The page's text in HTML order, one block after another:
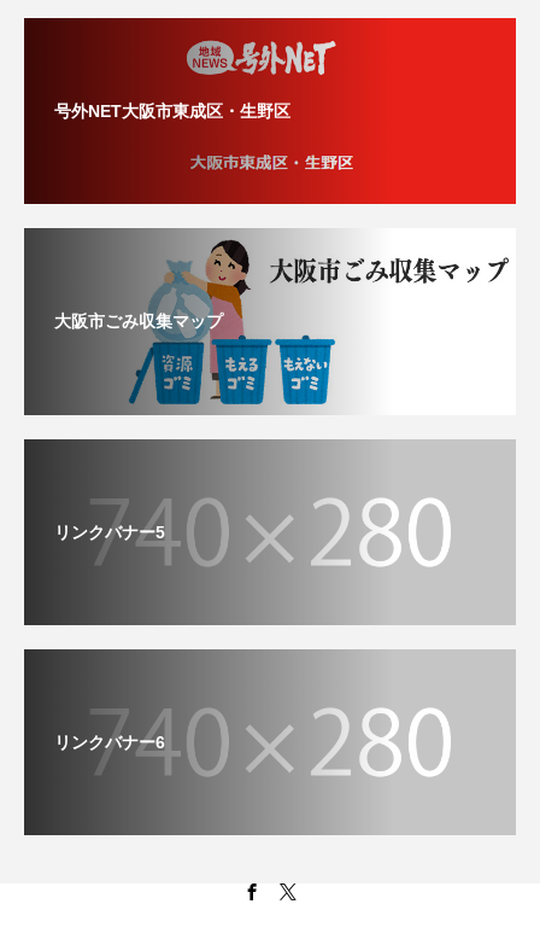
号外NET大阪市東成区・生野区
大阪市ごみ収集マップ
リンクバナー5
リンクバナー6